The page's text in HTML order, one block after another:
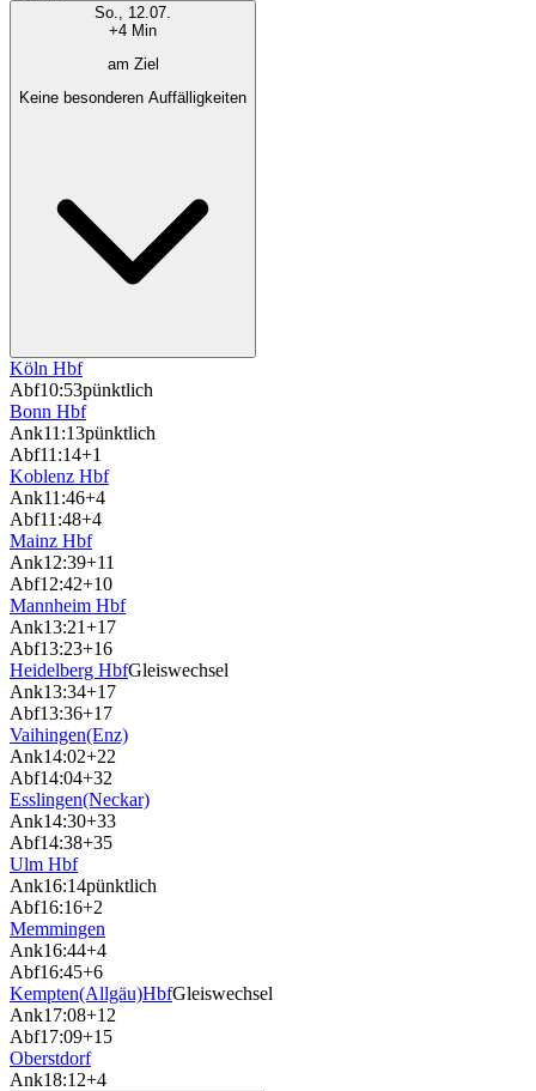
So., 12.07.
+4 Min
am Ziel
Keine besonderen Auffälligkeiten
Köln Hbf
Abf10:53pünktlich
Bonn Hbf
Ank11:13pünktlich
Abf11:14+1
Koblenz Hbf
Ank11:46+4
Abf11:48+4
Mainz Hbf
Ank12:39+11
Abf12:42+10
Mannheim Hbf
Ank13:21+17
Abf13:23+16
Heidelberg HbfGleiswechsel
Ank13:34+17
Abf13:36+17
Vaihingen(Enz)
Ank14:02+22
Abf14:04+32
Esslingen(Neckar)
Ank14:30+33
Abf14:38+35
Ulm Hbf
Ank16:14pünktlich
Abf16:16+2
Memmingen
Ank16:44+4
Abf16:45+6
Kempten(Allgäu)HbfGleiswechsel
Ank17:08+12
Abf17:09+15
Oberstdorf
Ank18:12+4